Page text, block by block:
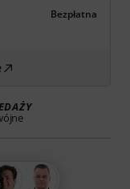
Bezpłatna